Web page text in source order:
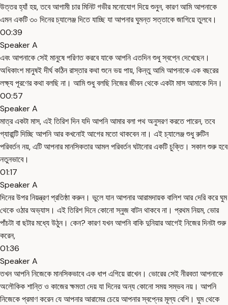
উত্তর হ্যাঁ হয়, তবে আগামী চার মিনিট গভীর মনোযোগ দিয়ে শুনুন, কারণ আমি আপনাকে
এমন একটি ৩০ দিনের চ্যালেঞ্জ দিতে যাচ্ছি যা আপনার ঘুমন্ত সত্তাকে জাগিয়ে তুলবে।
00:39
Speaker A
এবং আপনাকে সেই মানুষে পরিণত করবে যাকে আপনি এতদিন শুধু স্বপ্নে দেখেছেন।
অধিকাংশ মানুষই দীর্ঘ কঠিন রাস্তার কথা শুনে ভয় পায়, কিন্তু আমি আপনাকে এক বছরের
লক্ষ্য পূরণের কথা বলছি না। আমি শুধু বলছি নিজের জীবন থেকে একটা মাস আমাকে দিন।
00:57
Speaker A
মাত্র একটা মাস, এই তিরিশ দিন যদি আপনি আমার বলা পথ অনুসরণ করতে পারেন, তবে
গ্যারান্টি দিচ্ছি আপনি আর কখনোই আগের মতো থাকবেন না। এই চ্যালেঞ্জ শুধু রুটিন
পরিবর্তন নয়, এটি আপনার মানসিকতার আমল পরিবর্তন ঘটানোর একটি চুক্তি। সকাল শুরু হবে
নতুনভাবে।
01:17
Speaker A
দিনের উপর নিয়ন্ত্রণ প্রতিষ্ঠা করুন। ভুলে যান আপনার আরামদায়ক বালিশ আর দেরি করে ঘুম
থেকে ওঠার অভ্যাস। এই তিরিশ দিনে কোনো স্নুজ বাটন থাকবে না। প্রথম নিয়ম, ভোর
পাঁচটা বা ছটার মধ্যে উঠুন। কেন? কারণ যখন আপনি বাকি দুনিয়ার আগেই নিজের দিনটা শুরু
করেন,
01:36
Speaker A
তখন আপনি নিজেকে মানসিকভাবে এক ধাপ এগিয়ে রাখেন। ভোরের সেই নীরবতা আপনাকে
অলৌকিক শান্তি ও কাজের ক্ষমতা দেয় যা দিনের অন্য কোনো সময় সম্ভব নয়। আপনি
নিজেকে প্রমাণ করেন যে আপনার আরামের চেয়ে আপনার স্বপ্নের মূল্য বেশি। ঘুম থেকে